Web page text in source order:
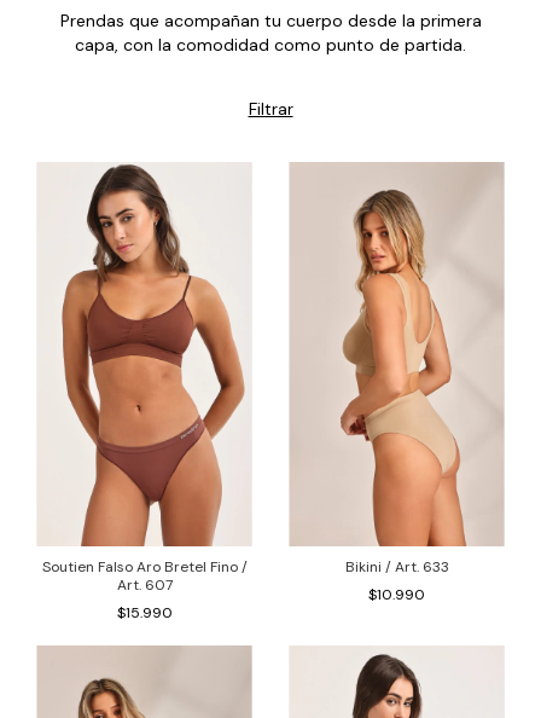
Prendas que acompañan tu cuerpo desde la primera
capa, con la comodidad como punto de partida.
Filtrar
Soutien Falso Aro Bretel Fino /
Art. 607
$15.990
Bikini / Art. 633
$10.990